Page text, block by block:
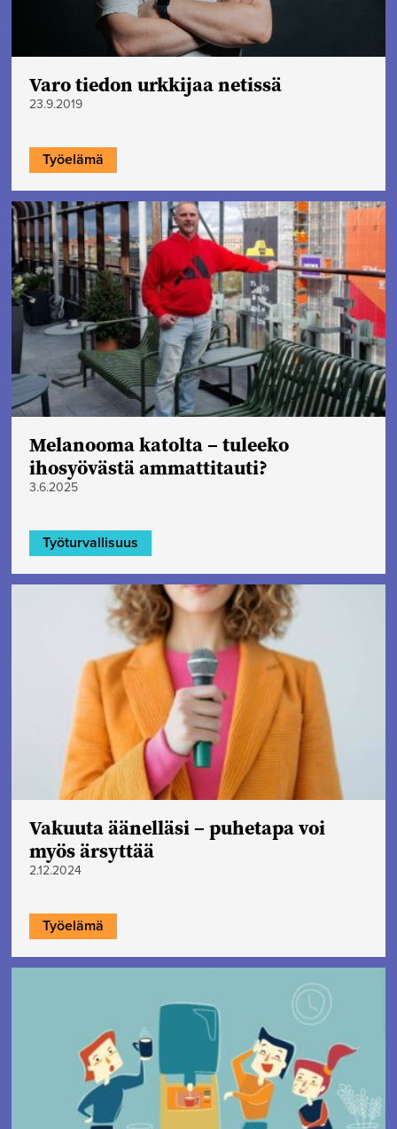
Varo tiedon urkkijaa netissä
23.9.2019
Työelämä
Melanooma katolta – tuleeko
ihosyövästä ammattitauti?
3.6.2025
Työturvallisuus
Vakuuta äänelläsi – puhetapa voi
myös ärsyttää
2.12.2024
Työelämä